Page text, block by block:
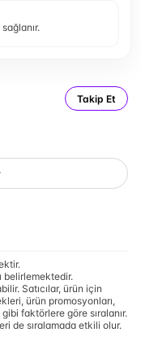
Takip Et
belirlemektedir.
Satıcılar, ürün için
ürün promosyonları,
faktörlere göre sıralanır.
de sıralamada etkili olur.